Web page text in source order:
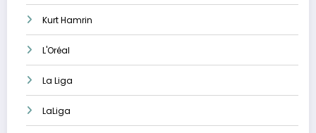
Kurt Hamrin
L'Oréal
La Liga
LaLiga